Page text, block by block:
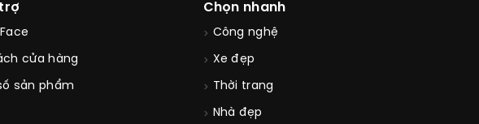
cửa hàng
sản phẩm
Chọn nhanh
Công nghệ
Xe đẹp
Thời trang
Nhà đẹp